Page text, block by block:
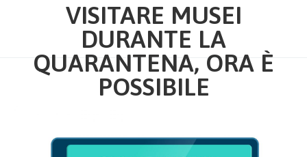
VISITARE MUSEI
DURANTE LA
QUARANTENA, ORA È
POSSIBILE